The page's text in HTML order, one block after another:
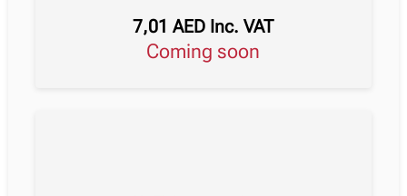
7,01AED Inc. VAT
Coming soon